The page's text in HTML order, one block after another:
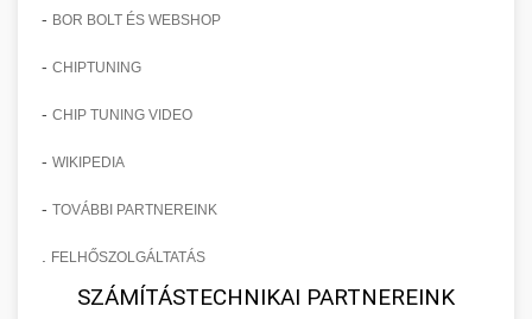
- BOR BOLT ÉS WEBSHOP
- CHIPTUNING
- CHIP TUNING VIDEO
- WIKIPEDIA
- TOVÁBBI PARTNEREINK
FELHŐSZOLGÁLTATÁS
SZÁMÍTÁSTECHNIKAI PARTNEREINK